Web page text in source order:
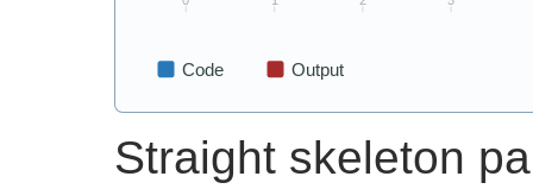
Straight skeleton